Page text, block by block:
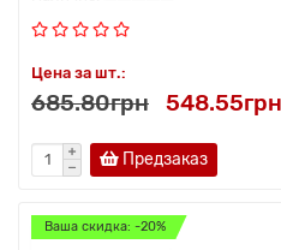
Цена за шт.:
685.80грн 548.55грн
Предзаказ
Ваша скидка: -20%